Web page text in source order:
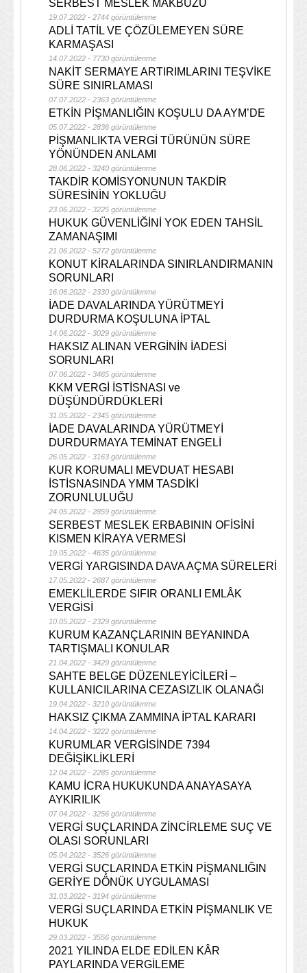
SERBEST MESLEK MAKBUZU
19.07.2022 - 2744 görüntülenme
ADLİ TATİL VE ÇÖZÜLEMEYEN SÜRE
KARMAŞASI
14.07.2022 - 7730 görüntülenme
NAKİT SERMAYE ARTIRIMLARINI TEŞVİKE
SÜRE SINIRLAMASI
07.07.2022 - 2363 görüntülenme
ETKİN PİŞMANLIĞIN KOŞULU DA AYM’DE
05.07.2022 - 2836 görüntülenme
PİŞMANLIKTA VERGİ TÜRÜNÜN SÜRE
YÖNÜNDEN ANLAMI
28.06.2022 - 3240 görüntülenme
TAKDİR KOMİSYONUNUN TAKDİR
SÜRESİNİN YOKLUĞU
23.06.2022 - 3225 görüntülenme
HUKUK GÜVENLİĞİNİ YOK EDEN TAHSİL
ZAMANAŞIMI
21.06.2022 - 5272 görüntülenme
KONUT KİRALARINDA SINIRLANDIRMANIN
SORUNLARI
16.06.2022 - 2330 görüntülenme
İADE DAVALARINDA YÜRÜTMEYİ
DURDURMA KOŞULUNA İPTAL
14.06.2022 - 3029 görüntülenme
HAKSIZ ALINAN VERGİNİN İADESİ
SORUNLARI
07.06.2022 - 3465 görüntülenme
KKM VERGİ İSTİSNASI ve
DÜŞÜNDÜRDÜKLERİ
31.05.2022 - 2345 görüntülenme
İADE DAVALARINDA YÜRÜTMEYİ
DURDURMAYA TEMİNAT ENGELİ
26.05.2022 - 3163 görüntülenme
KUR KORUMALI MEVDUAT HESABI
İSTİSNASINDA YMM TASDİKİ
ZORUNLULUĞU
24.05.2022 - 2859 görüntülenme
SERBEST MESLEK ERBABININ OFİSİNİ
KISMEN KİRAYA VERMESİ
19.05.2022 - 4635 görüntülenme
VERGİ YARGISINDA DAVA AÇMA SÜRELERİ
17.05.2022 - 2687 görüntülenme
EMEKLİLERDE SIFIR ORANLI EMLÂK
VERGİSİ
10.05.2022 - 2329 görüntülenme
KURUM KAZANÇLARININ BEYANINDA
TARTIŞMALI KONULAR
21.04.2022 - 3429 görüntülenme
SAHTE BELGE DÜZENLEYİCİLERİ –
KULLANICILARINA CEZASIZLIK OLANAĞI
19.04.2022 - 3210 görüntülenme
HAKSIZ ÇIKMA ZAMMINA İPTAL KARARI
14.04.2022 - 3222 görüntülenme
KURUMLAR VERGİSİNDE 7394
DEĞİŞİKLİKLERİ
12.04.2022 - 2285 görüntülenme
KAMU İCRA HUKUKUNDA ANAYASAYA
AYKIRILIK
07.04.2022 - 3256 görüntülenme
VERGİ SUÇLARINDA ZİNCİRLEME SUÇ VE
OLASI SORUNLARI
05.04.2022 - 3526 görüntülenme
VERGİ SUÇLARINDA ETKİN PİŞMANLIĞIN
GERİYE DÖNÜK UYGULAMASI
31.03.2022 - 3194 görüntülenme
VERGİ SUÇLARINDA ETKİN PİŞMANLIK VE
HUKUK
29.03.2022 - 3556 görüntülenme
2021 YILINDA ELDE EDİLEN KÂR
PAYLARINDA VERGİLEME